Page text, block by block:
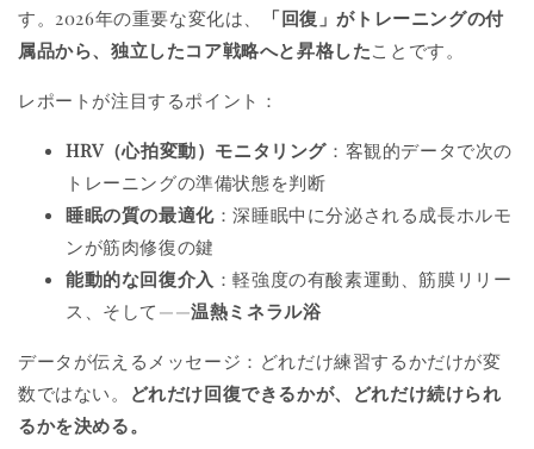
す。2026年の重要な変化は、
「回復」がトレーニングの付
属品から、独立したコア戦略へと昇格したことです。
レポートが注目するポイント：
HRV（心拍変動）モニタリング ：客観的データで次の
トレーニングの準備状態を判断
睡眠の質の最適化：深睡眠中に分泌される成長ホルモ
ンが筋肉修復の鍵
能動的な回復介入 ：軽強度の有酸素運動、筋膜リリー
ス、そして——温熱ミネラル浴
データが伝えるメッセージ：どれだけ練習するかだけが変
数ではない。
どれだけ回復できるかが、どれだけ続けられ
るかを決める。